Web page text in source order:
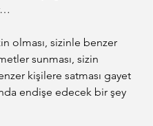
olması, sizinle benzer
sunması, sizin
kişilere satması gayet
endişe edecek bir şey